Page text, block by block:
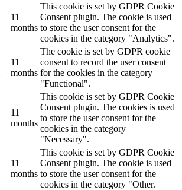
11
months
This cookie is set by GDPR Cookie
Consent plugin. The cookie is used
to store the user consent for the
cookies in the category "Analytics".
11
months
The cookie is set by GDPR cookie
consent to record the user consent
for the cookies in the category
"Functional".
11
months
This cookie is set by GDPR Cookie
Consent plugin. The cookies is used
to store the user consent for the
cookies in the category
"Necessary".
11
months
This cookie is set by GDPR Cookie
Consent plugin. The cookie is used
to store the user consent for the
cookies in the category "Other.